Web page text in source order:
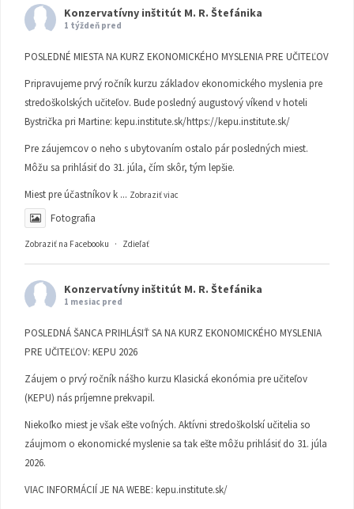
Konzervatívny inštitút M. R. Štefánika
1 týždeň pred
POSLEDNÉ MIESTA NA KURZ EKONOMICKÉHO MYSLENIA PRE UČITEĽOV
Pripravujeme prvý ročník kurzu základov ekonomického myslenia pre
stredoškolských učiteľov. Bude posledný augustový víkend v hoteli
Bystrička pri Martine: kepu.institute.sk/https://kepu.institute.sk/
Pre záujemcov o neho s ubytovaním ostalo pár posledných miest.
Môžu sa prihlásiť do 31. júla, čím skôr, tým lepšie.
Miest pre účastníkov k ... Zobraziť viac
Fotografia
Zobraziť na Facebooku · Zdieľať
Konzervatívny inštitút M. R. Štefánika
1 mesiac pred
POSLEDNÁ ŠANCA PRIHLÁSIŤ SA NA KURZ EKONOMICKÉHO MYSLENIA
PRE UČITEĽOV: KEPU 2026
Záujem o prvý ročník nášho kurzu Klasická ekonómia pre učiteľov
(KEPU) nás príjemne prekvapil.
Niekoľko miest je však ešte voľných. Aktívni stredoškolskí učitelia so
záujmom o ekonomické myslenie sa tak ešte môžu prihlásiť do 31. júla
2026.
VIAC INFORMÁCIÍ JE NA WEBE: kepu.institute.sk/